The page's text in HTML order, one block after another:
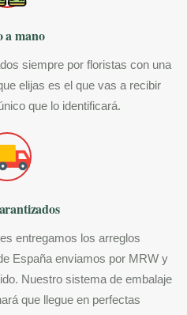
a mano
siempre por floristas con una
elijas es el que vas a recibir
que lo identificará.
entregamos los arreglos
España enviamos por MRW y
Nuestro sistema de embalaje
que llegue en perfectas